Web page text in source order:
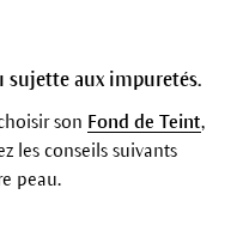
sujette aux impuretés.
son Fond de Teint,
les conseils suivants
peau.